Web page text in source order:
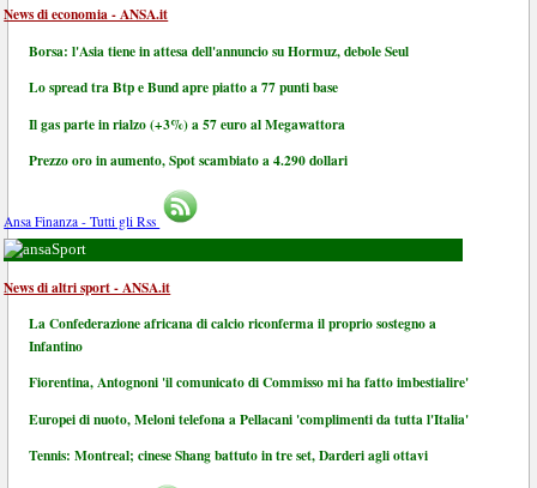
News di economia - ANSA.it
Borsa: l'Asia tiene in attesa dell'annuncio su Hormuz, debole Seul
Lo spread tra Btp e Bund apre piatto a 77 punti base
Il gas parte in rialzo (+3%) a 57 euro al Megawattora
Prezzo oro in aumento, Spot scambiato a 4.290 dollari
Ansa Finanza - Tutti gli Rss
Sport
News di altri sport - ANSA.it
La Confederazione africana di calcio riconferma il proprio sostegno a
Infantino
Fiorentina, Antognoni 'il comunicato di Commisso mi ha fatto imbestialire'
Europei di nuoto, Meloni telefona a Pellacani 'complimenti da tutta l'Italia'
Tennis: Montreal; cinese Shang battuto in tre set, Darderi agli ottavi